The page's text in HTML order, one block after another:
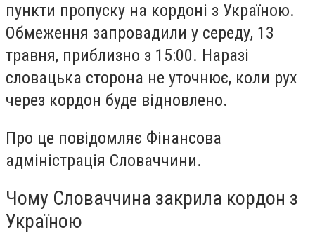
пункти пропуску на кордоні з Україною.
Обмеження запровадили у середу, 13
травня, приблизно з 15:00. Наразі
словацька сторона не уточнює, коли рух
через кордон буде відновлено.
Про це повідомляє Фінансова
адміністрація Словаччини.
Чому Словаччина закрила кордон з
Україною